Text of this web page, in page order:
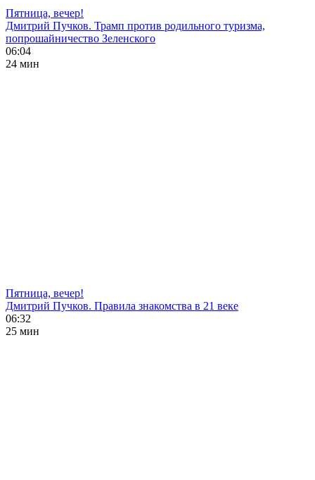
Пятница, вечер!
Дмитрий Пучков. Трамп против родильного туризма,
попрошайничество Зеленского
06:04
24 мин
Пятница, вечер!
Дмитрий Пучков. Правила знакомства в 21 веке
06:32
25 мин